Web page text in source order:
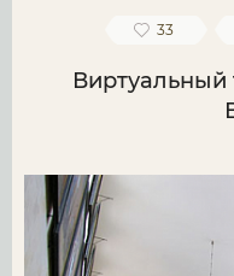
33
Виртуальный